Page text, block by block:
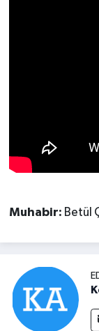
Muhabir: Betül